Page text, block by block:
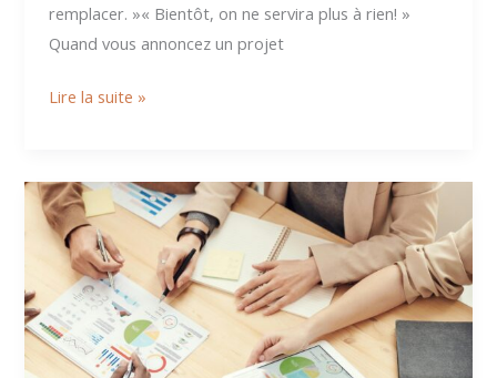
remplacer. »« Bientôt, on ne servira plus à rien! »
Quand vous annoncez un projet
Une
modifie
le
travail…
Sans
être
véritablement
accompagnée
Lire la suite »